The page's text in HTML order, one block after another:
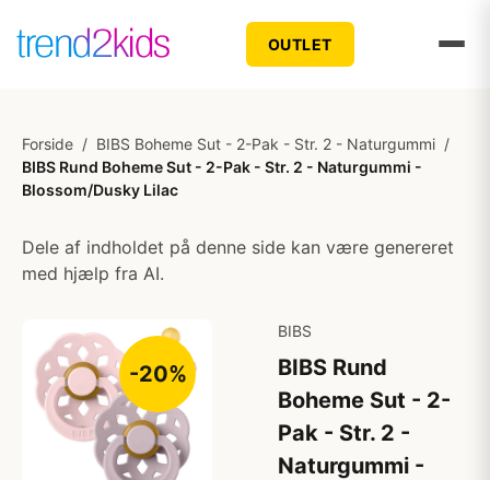
OUTLET
Forside / BIBS Boheme Sut - 2-Pak - Str. 2 - Naturgummi /
BIBS Rund Boheme Sut - 2-Pak - Str. 2 - Naturgummi -
Blossom/Dusky Lilac
Dele af indholdet på denne side kan være genereret
med hjælp fra AI.
-20%
BIBS
BIBS Rund
Boheme Sut - 2-
Pak - Str. 2 -
Naturgummi -